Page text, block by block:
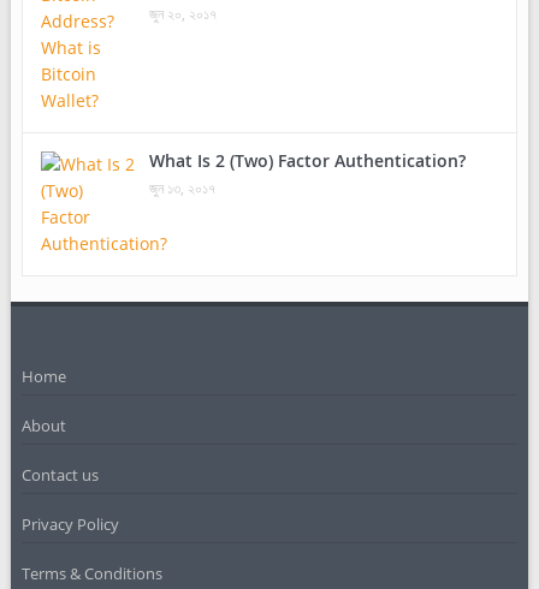
জুন ২০, ২০১৭
What Is 2 (Two) Factor Authentication?
জুন ১৩, ২০১৭
Home
About
Contact us
Privacy Policy
Terms & Conditions